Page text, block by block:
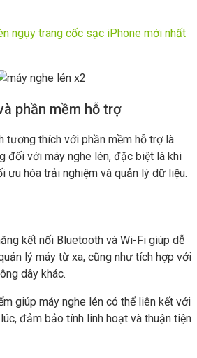
ngụy trang cốc sạc iPhone mới nhất
phần mềm hỗ trợ
tương thích với phần mềm hỗ trợ là
đối với máy nghe lén, đặc biệt là khi
ưu hóa trải nghiệm và quản lý dữ liệu.
kết nối Bluetooth và Wi-Fi giúp dễ
lý máy từ xa, cũng như tích hợp với
dây khác.
giúp máy nghe lén có thể liên kết với
đảm bảo tính linh hoạt và thuận tiện